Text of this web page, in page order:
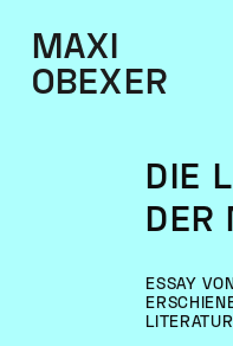
MAXI
OBEXER
DIE
DER
ESSAY